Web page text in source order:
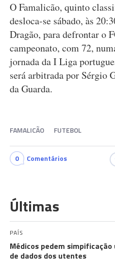
O Famalicão, quinto
desloca-se sábado, às
Dragão, para defrontar o
campeonato, com 72,
jornada da I Liga
será arbitrada por Sérgio
da Guarda.
FAMALICÃO FUTEBOL
0 Comentários
Últimas
PAÍS
Médicos pedem
de dados dos utentes